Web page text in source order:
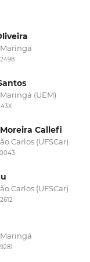
(UEM)
Callefi
Carlos (UFSCar)
Carlos (UFSCar)